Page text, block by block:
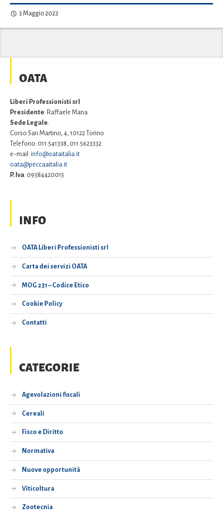
3 Maggio 2023
OATA
Liberi Professionisti srl
Presidente: Raffaele Mana
Sede Legale:
Corso San Martino, 4, 10122 Torino
Telefono: 011.541338, 011.5623332
e-mail: info@oataitalia.it
oata@peccaaitalia.it
P. Iva: 09384420015
INFO
OATA Liberi Professionisti srl
Carta dei servizi OATA
MOG 231 – Codice Etico
Cookie Policy
Contatti
CATEGORIE
Agevolazioni fiscali
Cereali
Fisco e Diritto
Normativa
Nuove opportunità
Viticoltura
Zootecnia